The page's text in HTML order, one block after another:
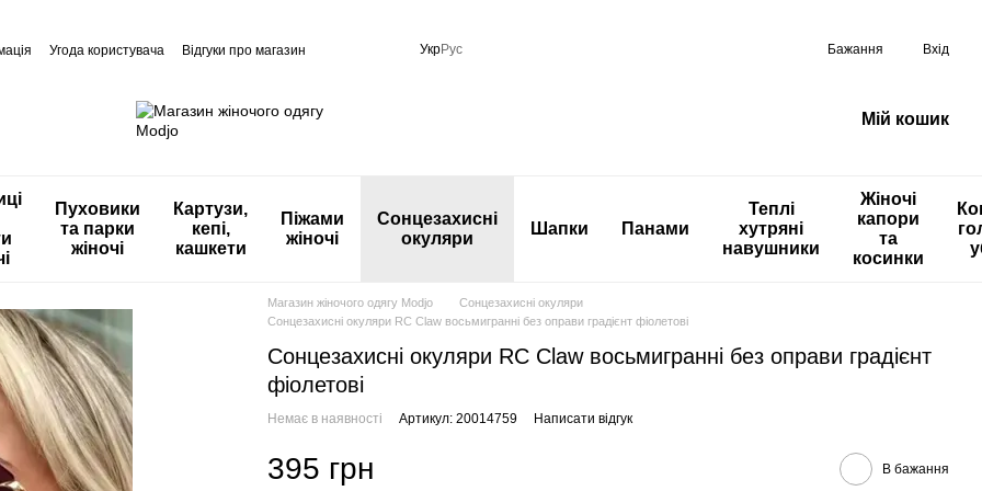
Угода користувача Відгуки про магазин УкрРус Бажання Вхід
Мій кошик
Пуховики
та парки
жіночі
Картузи,
кепі,
кашкети
Піжами
жіночі
Сонцезахисні
окуляри
Шапки Панами
Теплі
хутряні
навушники
Жіночі
капори
та
косинки
Магазин жіночого одягу Modjo
Сонцезахисні окуляри
Сонцезахисні окуляри RC Claw восьмигранні без оправи градієнт фіолетові
Сонцезахисні окуляри RC Claw восьмигранні без оправи градієнт
фіолетові
Немає в наявності Артикул: 20014759 Написати відгук
395 грн В бажання